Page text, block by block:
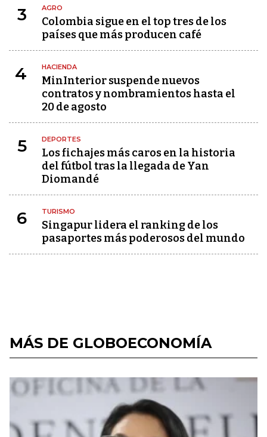
3 AGRO
Colombia sigue en el top tres de los
países que más producen café
4 HACIENDA
MinInterior suspende nuevos
contratos y nombramientos hasta el
20 de agosto
5 DEPORTES
Los fichajes más caros en la historia
del fútbol tras la llegada de Yan
Diomandé
6 TURISMO
Singapur lidera el ranking de los
pasaportes más poderosos del mundo
MÁS DE GLOBOECONOMÍA